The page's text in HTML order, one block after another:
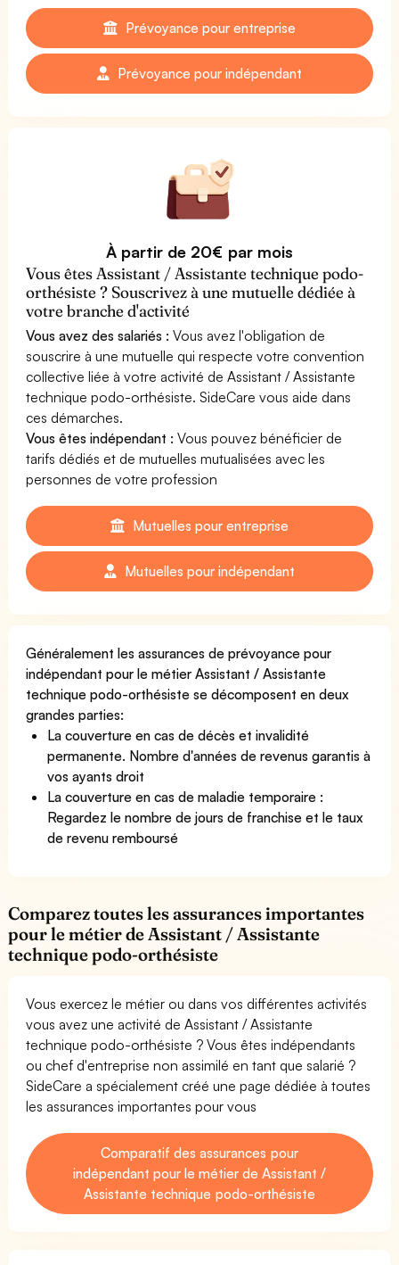
Prévoyance pour entreprise
Prévoyance pour indépendant
À partir de 20€ par mois
Vous êtes Assistant / Assistante technique podo-
orthésiste ? Souscrivez à une mutuelle dédiée à
votre branche d'activité
Vous avez des salariés : Vous avez l'obligation de
souscrire à une mutuelle qui respecte votre convention
collective liée à votre activité de Assistant / Assistante
technique podo-orthésiste. SideCare vous aide dans
ces démarches.
Vous êtes indépendant : Vous pouvez bénéficier de
tarifs dédiés et de mutuelles mutualisées avec les
personnes de votre profession
Mutuelles pour entreprise
Mutuelles pour indépendant
Généralement les assurances de prévoyance pour
indépendant pour le métier Assistant / Assistante
technique podo-orthésiste se décomposent en deux
grandes parties:
La couverture en cas de décès et invalidité
permanente. Nombre d'années de revenus garantis à
vos ayants droit
La couverture en cas de maladie temporaire :
Regardez le nombre de jours de franchise et le taux
de revenu remboursé
Comparez toutes les assurances importantes
pour le métier de Assistant / Assistante
technique podo-orthésiste
Vous exercez le métier ou dans vos différentes activités
vous avez une activité de Assistant / Assistante
technique podo-orthésiste ? Vous êtes indépendants
ou chef d'entreprise non assimilé en tant que salarié ?
SideCare a spécialement créé une page dédiée à toutes
les assurances importantes pour vous
Comparatif des assurances pour
indépendant pour le métier de Assistant /
Assistante technique podo-orthésiste